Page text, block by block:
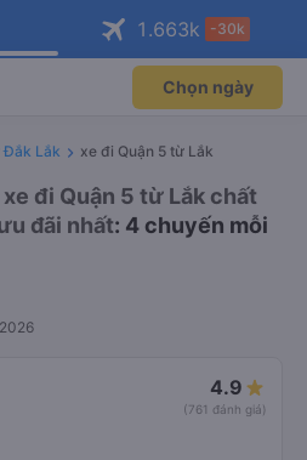
ngay!
thành viên độc
Mở app
đặt vé máy bay qua
Mở app
1.663k -30k
Chọn ngày
Đắk Lắk xe đi Quận 5 từ Lắk
đi Quận 5 từ Lắk chất
đãi nhất: 4 chuyến mỗi
4.9
(761 đánh giá)